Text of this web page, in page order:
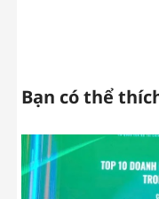
Bạn có thể